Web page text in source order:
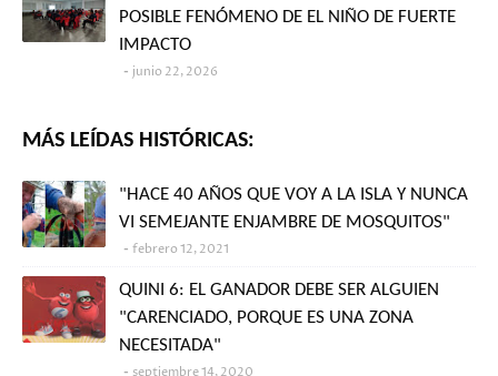
POSIBLE FENÓMENO DE EL NIÑO DE FUERTE
IMPACTO
junio 22, 2026
MÁS LEÍDAS HISTÓRICAS:
"HACE 40 AÑOS QUE VOY A LA ISLA Y NUNCA
VI SEMEJANTE ENJAMBRE DE MOSQUITOS"
febrero 12, 2021
QUINI 6: EL GANADOR DEBE SER ALGUIEN
"CARENCIADO, PORQUE ES UNA ZONA
NECESITADA"
septiembre 14, 2020